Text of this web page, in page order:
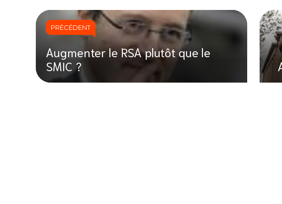
PRÉCÉDENT
Augmenter le RSA plutôt que le
SMIC ?